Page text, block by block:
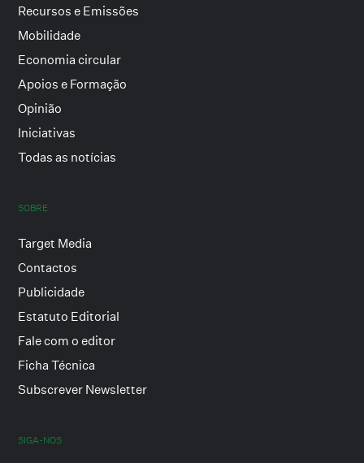
Recursos e Emissões
Mobilidade
Economia circular
Apoios e Formação
Opinião
Iniciativas
Todas as notícias
SOBRE
Target Media
Contactos
Publicidade
Estatuto Editorial
Fale com o editor
Ficha Técnica
Subscrever Newsletter
SIGA-NOS